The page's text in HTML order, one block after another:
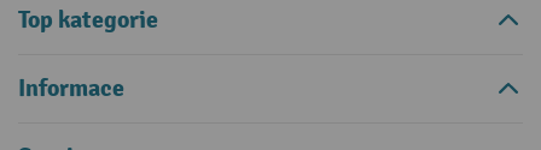
Top kategorie
Informace